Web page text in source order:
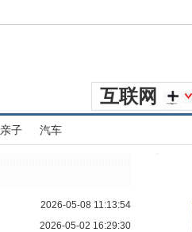
互联网
亲子 汽车
2026-05-08 11:13:54
2026-05-02 16:29:30